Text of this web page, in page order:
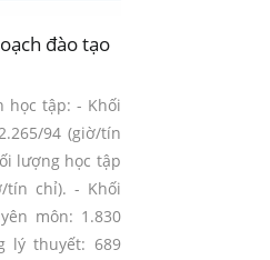
đào tạo
học tập: - Khối
94 (giờ/tín
lượng học tập
tín chỉ). - Khối
môn: 1.830
lý thuyết: 689